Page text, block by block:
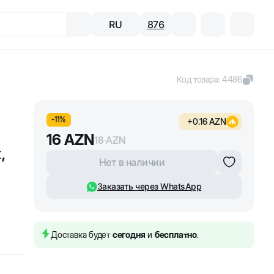
RU 876
Код товара:4486
-11% +0.16AZN
16 AZN18 AZN
Нет в наличии
Заказать через WhatsApp
Доставка будетсегодня и бесплатно.